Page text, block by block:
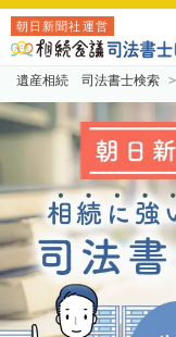
朝日新聞社運営
遺産相続 司法書士検索